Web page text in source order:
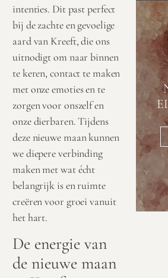
intenties. Dit past perfect
bij de zachte en gevoelige
aard van Kreeft, die ons
uitnodigt om naar binnen
te keren, contact te maken
met onze emoties en te
zorgen voor onszelf en
onze dierbaren. Tijdens
deze nieuwe maan kunnen
we diepere verbinding
maken met wat écht
belangrijk is en ruimte
creëren voor groei vanuit
het hart.
De energie van
de nieuwe maan